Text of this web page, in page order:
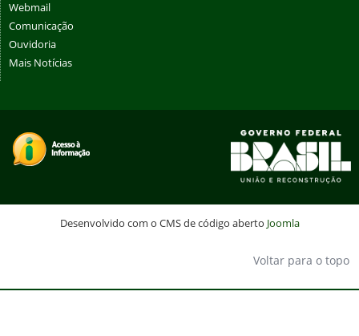
Webmail
Comunicação
Ouvidoria
Mais Notícias
Desenvolvido com o CMS de código aberto Joomla
Voltar para o topo